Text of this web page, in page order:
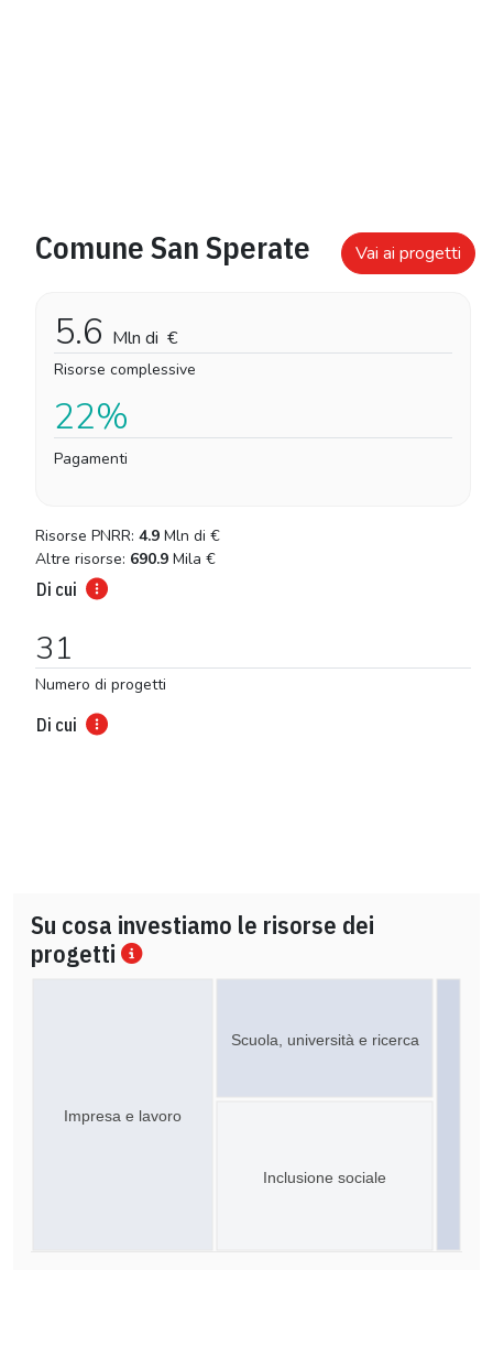
Comune San Sperate Vai ai progetti
5.6 Mln di €
Risorse complessive
22%
Pagamenti
Risorse PNRR: 4.9 Mln di €
Altre risorse: 690.9 Mila €
Di cui
31
Numero di progetti
Di cui
Su cosa investiamo le risorse dei
progetti
Scuola, università e ricerca
Impresa e lavoro
Inclusione sociale